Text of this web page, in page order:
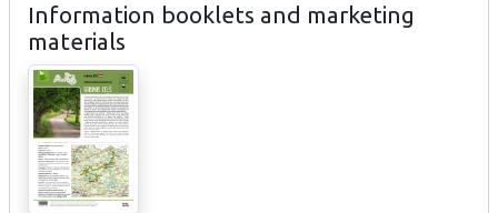
Information booklets and marketing
materials